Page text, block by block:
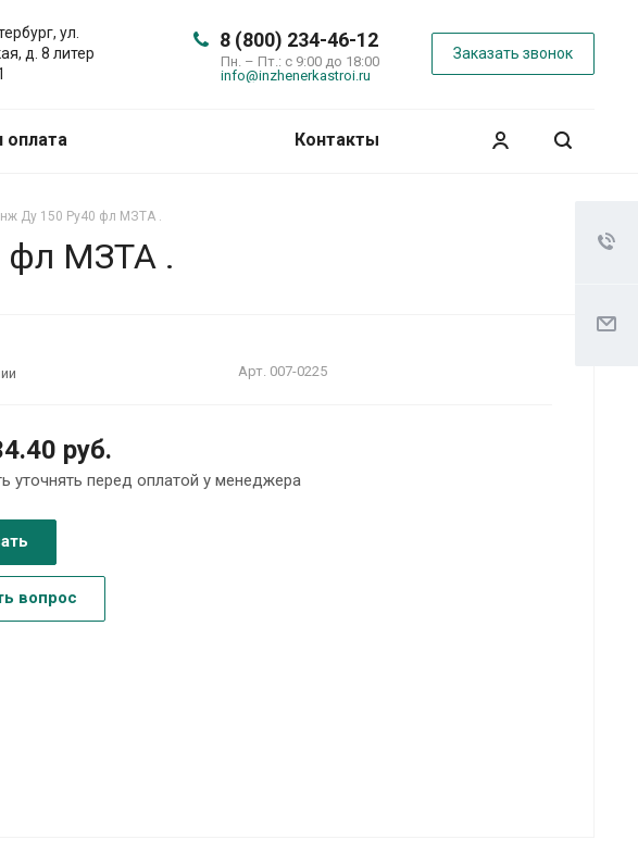
8 (800) 234-46-12
Пн. – Пт.: с 9:00 до 18:00
info@inzhenerkastroi.ru
Заказать звонок
ул.
д. 8 литер
оплата Контакты
Ду 150 Ру40 фл МЗТА .
фл МЗТА .
Арт. 007-0225
руб.
уточнять перед оплатой у менеджера
вопрос